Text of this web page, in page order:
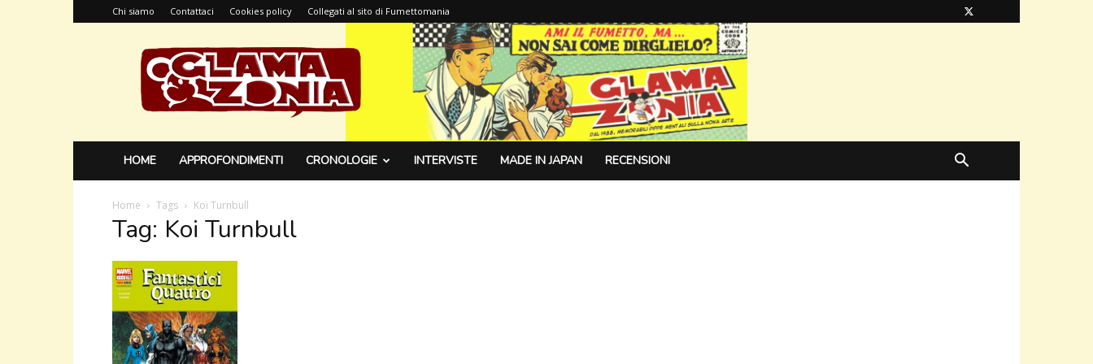
Chi siamo Contattaci Cookies policy Collegati al sito di Fumettomania
Glamazonia,
il
blog
HOME APPROFONDIMENTI CRONOLOGIE INTERVISTE MADE IN JAPAN RECENSIONI
Home Tags Koi Turnbull
Tag: Koi Turnbull